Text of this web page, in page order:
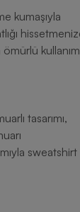
kumaşıyla
kullanım
tasarımı,
sweatshirt